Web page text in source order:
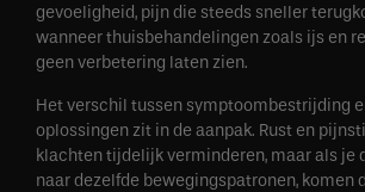
gevoeligheid, pijn die steeds sneller
wanneer thuisbehandelingen zoals ijs en
geen verbetering laten zien.
Het verschil tussen symptoombestrijding
oplossingen zit in de aanpak. Rust en
klachten tijdelijk verminderen, maar als je
naar dezelfde bewegingspatronen, komen